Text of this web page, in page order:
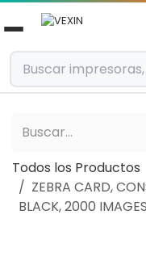
Ir al contenido
Todos los Productos
ZEBRA CARD,
BLACK, 2000